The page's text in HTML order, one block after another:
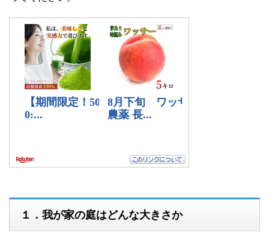
１．我が家の庭はどんな大きさか